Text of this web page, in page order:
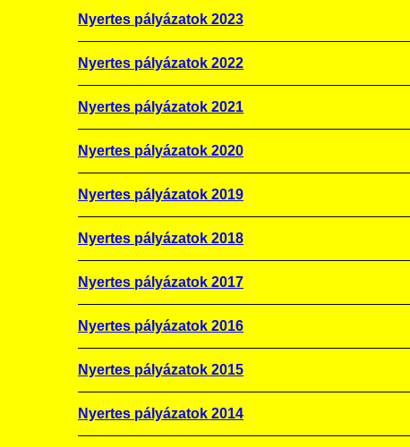
Nyertes pályázatok 2023
Nyertes pályázatok 2022
Nyertes pályázatok 2021
Nyertes pályázatok 2020
Nyertes pályázatok 2019
Nyertes pályázatok 2018
Nyertes pályázatok 2017
Nyertes pályázatok 2016
Nyertes pályázatok 2015
Nyertes pályázatok 2014